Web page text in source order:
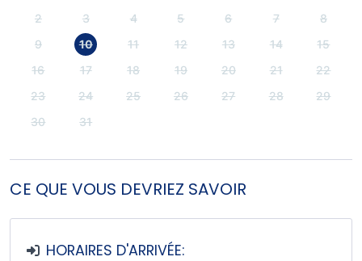
2 3 4 5 6 7
8
9
10 11 12 13 14
15
16
17 18 19 20 21
22
23
24 25 26 27 28
29
30
31
CE QUE VOUS DEVRIEZ SAVOIR
HORAIRES D'ARRIVÉE: